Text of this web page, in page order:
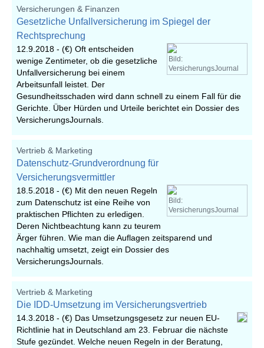
Versicherungen & Finanzen
Gesetzliche Unfallversicherung im Spiegel der
Rechtsprechung
Bild:
VersicherungsJournal
12.9.2018 - (€) Oft entscheiden
wenige Zentimeter, ob die gesetzliche
Unfallversicherung bei einem
Arbeitsunfall leistet. Der
Gesundheitsschaden wird dann schnell zu einem Fall für die
Gerichte. Über Hürden und Urteile berichtet ein Dossier des
VersicherungsJournals.
Vertrieb & Marketing
Datenschutz-Grundverordnung für
Versicherungsvermittler
Bild:
VersicherungsJournal
18.5.2018 - (€) Mit den neuen Regeln
zum Datenschutz ist eine Reihe von
praktischen Pflichten zu erledigen.
Deren Nichtbeachtung kann zu teurem
Ärger führen. Wie man die Auflagen zeitsparend und
nachhaltig umsetzt, zeigt ein Dossier des
VersicherungsJournals.
Vertrieb & Marketing
Die IDD-Umsetzung im Versicherungsvertrieb
14.3.2018 - (€) Das Umsetzungsgesetz zur neuen EU-
Richtlinie hat in Deutschland am 23. Februar die nächste
Stufe gezündet. Welche neuen Regeln in der Beratung,